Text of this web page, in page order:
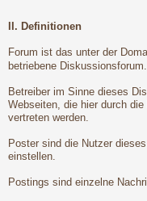
II. Definitionen
Forum ist das unter der
betriebene Diskussionsforum.
Betreiber im Sinne dieses
Webseiten, die hier durch
vertreten werden.
Poster sind die Nutzer
einstellen.
Postings sind einzelne